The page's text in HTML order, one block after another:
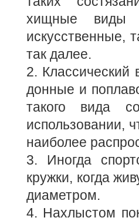
хищные
искусственные,
так далее.
2. Классический
донные и
такого вида
использовании,
наиболее
3. Иногда
кружки, когда
диаметром.
4. Нахлыстом